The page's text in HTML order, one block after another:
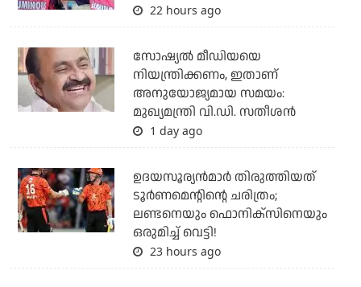
22 hours ago
സോഷ്യല്‍ മീഡിയയെ
നിയന്ത്രിക്കണം, ഇതാണ്
അനുയോജ്യമായ സമയം:
മുഖ്യമന്ത്രി വി.ഡി. സതീശന്‍
1 day ago
ഉദയസൂര്യന്‍മാര്‍ തിരുത്തിയത്
ടൂര്‍ണമെന്റിന്റെ ചരിത്രം;
ലണ്ടനെയും ഫൊനിക്‌സിനെയും
ഒരുമിച്ച് വെട്ടി!
23 hours ago